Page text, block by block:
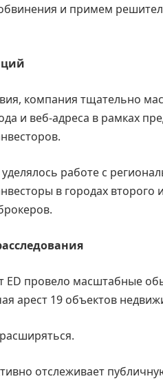
и примем
компания тщательно
и веб-адреса в рамках
работе с
в городах
провело масштабные
арест 19 объектов
отслеживает